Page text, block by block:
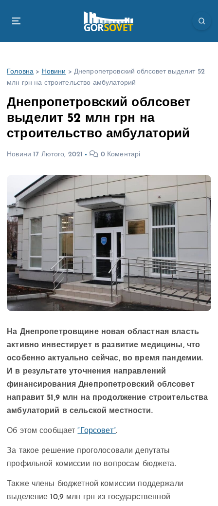
Головна > Новини > Днепропетровский облсовет выделит 52
млн грн на строительство амбулаторий
Днепропетровский облсовет
выделит 52 млн грн на
строительство амбулаторий
Новини 17 Лютого, 2021 0 Коментарі
На Днепропетровщине новая областная власть
активно инвестирует в развитие медицины, что
особенно актуально сейчас, во время пандемии.
И в результате уточнения направлений
финансирования Днепропетровский облсовет
направит 51,9 млн на продолжение строительства
амбулаторий в сельской местности.
Об этом сообщает“Горсовет”.
За такое решение проголосовали депутаты
профильной комиссии по вопросам бюджета.
Также члены бюджетной комиссии поддержали
выделение 10,9 млн грн из государственной